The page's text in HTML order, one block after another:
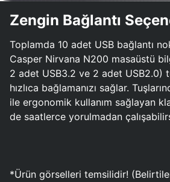
Zengin Bağlantı
Toplamda 10 adet USB bağlantı
Casper Nirvana N200 masaüstü
2 adet USB3.2 ve 2 adet USB2.0)
hızlıca bağlamanızı sağlar.
ile ergonomik kullanım sağlayan
de saatlerce yorulmadan
*Ürün görselleri temsilidir!